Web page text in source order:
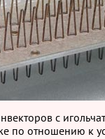
с
по отношению к